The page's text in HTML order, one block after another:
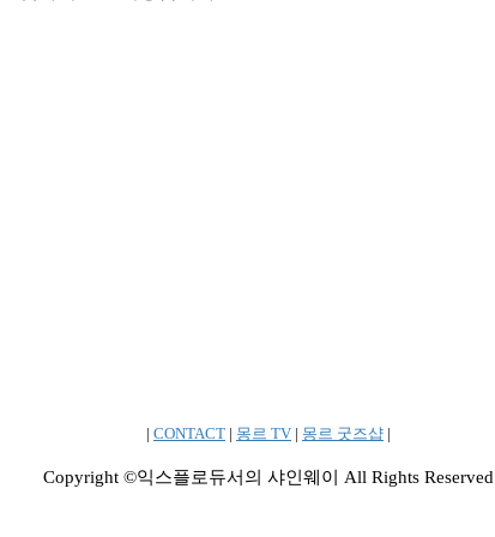
| CONTACT | 몽르 TV | 몽르 굿즈샵 |
Copyright ©익스플로듀서의 샤인웨이 All Rights Reserved